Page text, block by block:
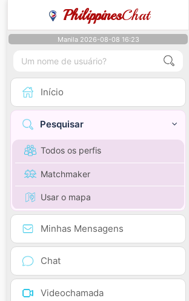
PhilippinesChat
Manila 2026-08-08 16:23
Início
Pesquisar
Todos os perfis
Matchmaker
Usar o mapa
Minhas Mensagens
Chat
Videochamada